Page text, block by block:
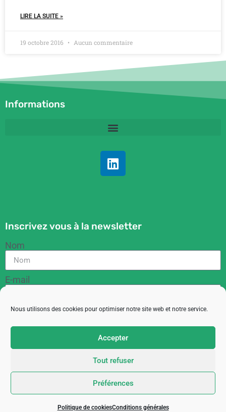
Nous utilisons des cookies pour optimiser notre site web et notre service.
Accepter
Tout refuser
Préférences
Politique de cookiesConditions générales
LIRE LA SUITE »
19 octobre 2016 Aucun commentaire
Informations
Inscrivez vous à la newsletter
Nom
E-mail
RGPD
En cochant cette case, vous acceptez de recevoir
des informations de la part de l'ACIT
M'inscrire
Copyright 2023© ACIT – Site créé avec
Im’plante ta marque